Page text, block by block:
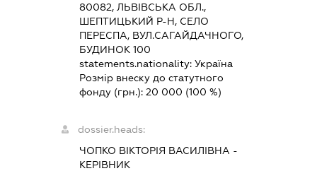
80082, ЛЬВІВСЬКА ОБЛ.,
ШЕПТИЦЬКИЙ Р-Н, СЕЛО
ПЕРЕСПА, ВУЛ.САГАЙДАЧНОГО,
БУДИНОК 100
statements.nationality: Україна
Розмір внеску до статутного
фонду (грн.): 20 000 (100 %)
dossier.heads:
ЧОПКО ВІКТОРІЯ ВАСИЛІВНА -
КЕРІВНИК